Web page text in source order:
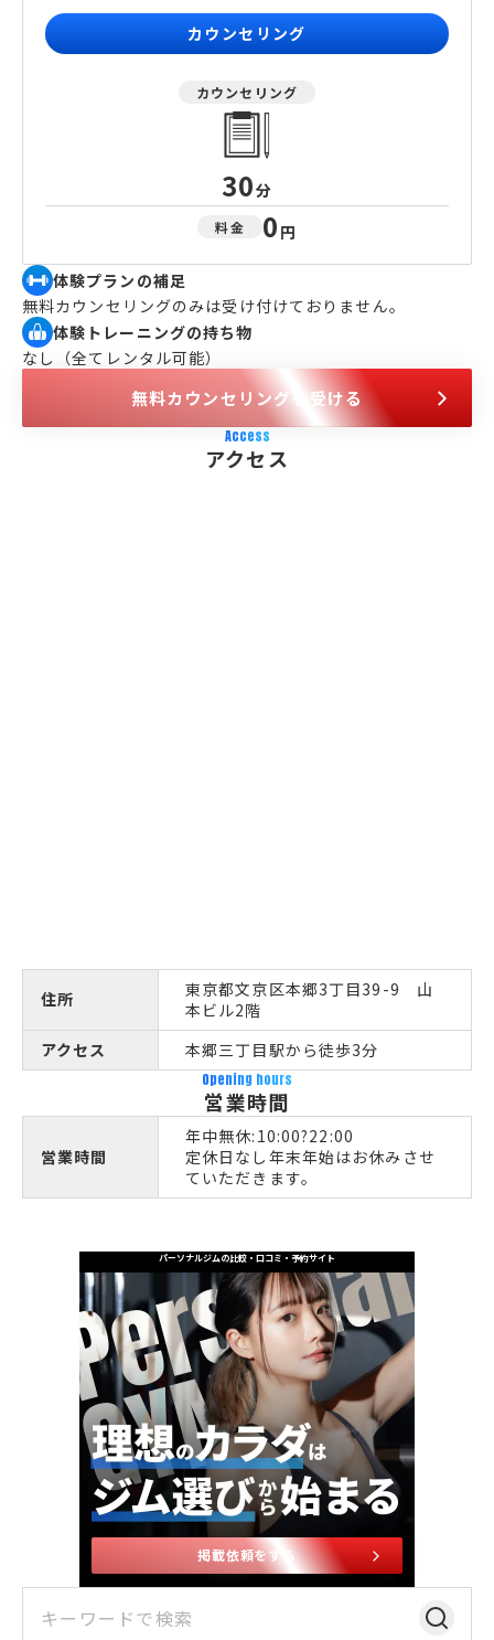
カウンセリング
カウンセリング
30分
料金 0 円
体験プランの補足
無料カウンセリングのみは受け付けておりません。
体験トレーニングの持ち物
なし（全てレンタル可能）
無料カウンセリングを受ける
Access
アクセス
住所
東京都文京区本郷3丁目39-9 山
本ビル2階
アクセス
本郷三丁目駅から徒歩3分
Opening hours
営業時間
営業時間
年中無休:10:00?22:00
定休日なし年末年始はお休みさせ
ていただきます。
パーソナルジムの比較・口コミ・予約サイト
掲載依頼をする